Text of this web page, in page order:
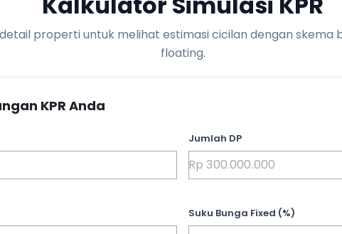
properti untuk melihat estimasi cicilan dengan skema
floating.
KPR Anda
Jumlah DP
Suku Bunga Fixed (%)